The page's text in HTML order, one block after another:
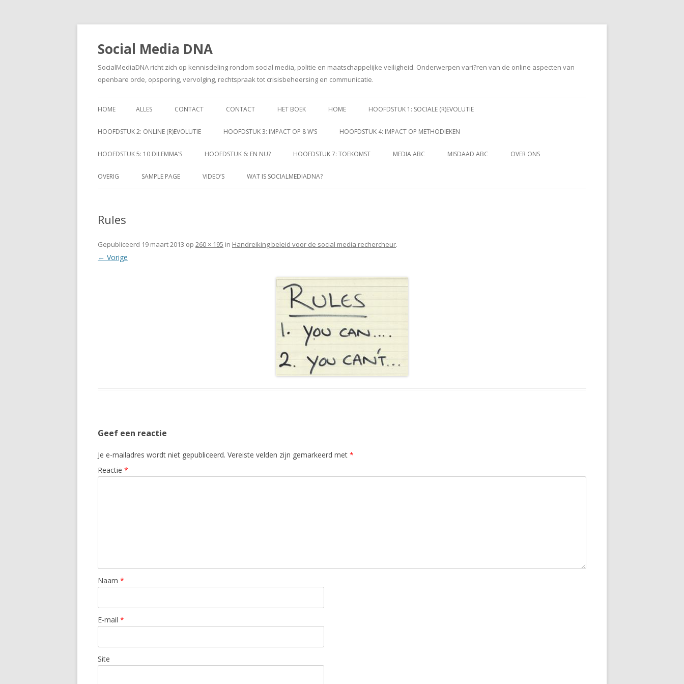
Social Media DNA
SocialMediaDNA richt zich op kennisdeling rondom social media, politie en maatschappelijke veiligheid. Onderwerpen vari?ren van de online aspecten van
openbare orde, opsporing, vervolging, rechtspraak tot crisisbeheersing en communicatie.
naar
HOME ALLES CONTACT CONTACT HET BOEK HOME HOOFDSTUK 1: SOCIALE (R)EVOLUTIE
HOOFDSTUK 2: ONLINE (R)EVOLUTIE HOOFDSTUK 3: IMPACT OP 8 W’S HOOFDSTUK 4: IMPACT OP METHODIEKEN
HOOFDSTUK 5: 10 DILEMMA’S HOOFDSTUK 6: EN NU? HOOFDSTUK 7: TOEKOMST MEDIA ABC MISDAAD ABC OVER ONS
OVERIG SAMPLE PAGE VIDEO’S WAT IS SOCIALMEDIADNA?
Rules
Gepubliceerd 19 maart 2013 op 260 × 195 in Handreiking beleid voor de social media rechercheur.
← Vorige
Geef een reactie
Je e-mailadres wordt niet gepubliceerd. Vereiste velden zijn gemarkeerd met *
Reactie *
Naam *
E-mail *
Site